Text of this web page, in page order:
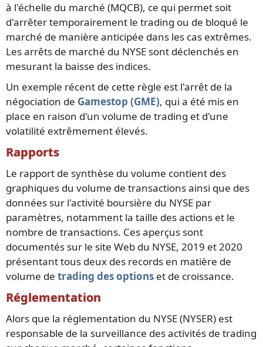
à l'échelle du marché (MQCB), ce qui permet soit
d'arrêter temporairement le trading ou de bloqué le
marché de manière anticipée dans les cas extrêmes.
Les arrêts de marché du NYSE sont déclenchés en
mesurant la baisse des indices.
Un exemple récent de cette règle est l'arrêt de la
négociation de Gamestop (GME), qui a été mis en
place en raison d'un volume de trading et d'une
volatilité extrêmement élevés.
Rapports
Le rapport de synthèse du volume contient des
graphiques du volume de transactions ainsi que des
données sur l'activité boursière du NYSE par
paramètres, notamment la taille des actions et le
nombre de transactions. Ces aperçus sont
documentés sur le site Web du NYSE, 2019 et 2020
présentant tous deux des records en matière de
volume de trading des options et de croissance.
Réglementation
Alors que la réglementation du NYSE (NYSER) est
responsable de la surveillance des activités de trading